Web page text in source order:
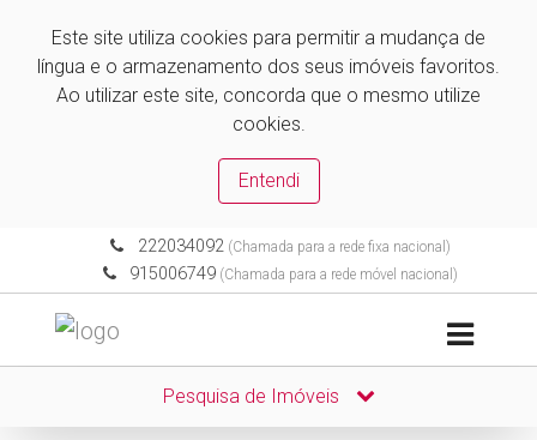
Este site utiliza cookies para permitir a mudança de
língua e o armazenamento dos seus imóveis favoritos.
Ao utilizar este site, concorda que o mesmo utilize
cookies.
Entendi
222034092(Chamada para a rede fixa nacional)
915006749 (Chamada para a rede móvel nacional)
Pesquisa de Imóveis